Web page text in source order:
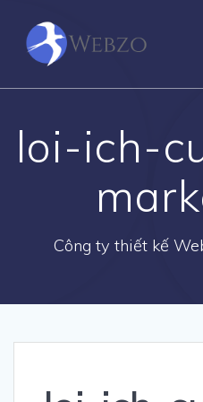
loi-ich-
Công ty thiết kế